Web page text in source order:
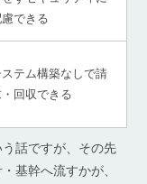
できる
ステム構築なしで請
回収できる
話ですが、その先
基幹へ流すかが、